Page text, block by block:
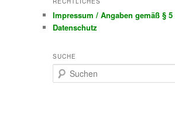
Impressum / Angaben gemäß § 5
Datenschutz
SUCHE
u